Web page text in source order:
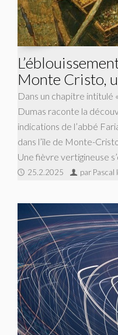
Monte Cristo,
Dans un chapitre intitulé
Dumas raconte la
indications de l’abbé
dans l’île de Monte-
Une fièvre vertigineuse
25.2.2025 par Pascal